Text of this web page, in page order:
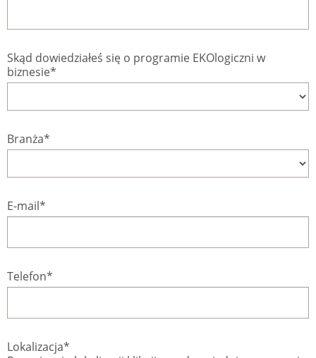
Skąd dowiedziałeś się o programie EKOlogiczni w
biznesie*
Branża*
E-mail*
Telefon*
Lokalizacja*